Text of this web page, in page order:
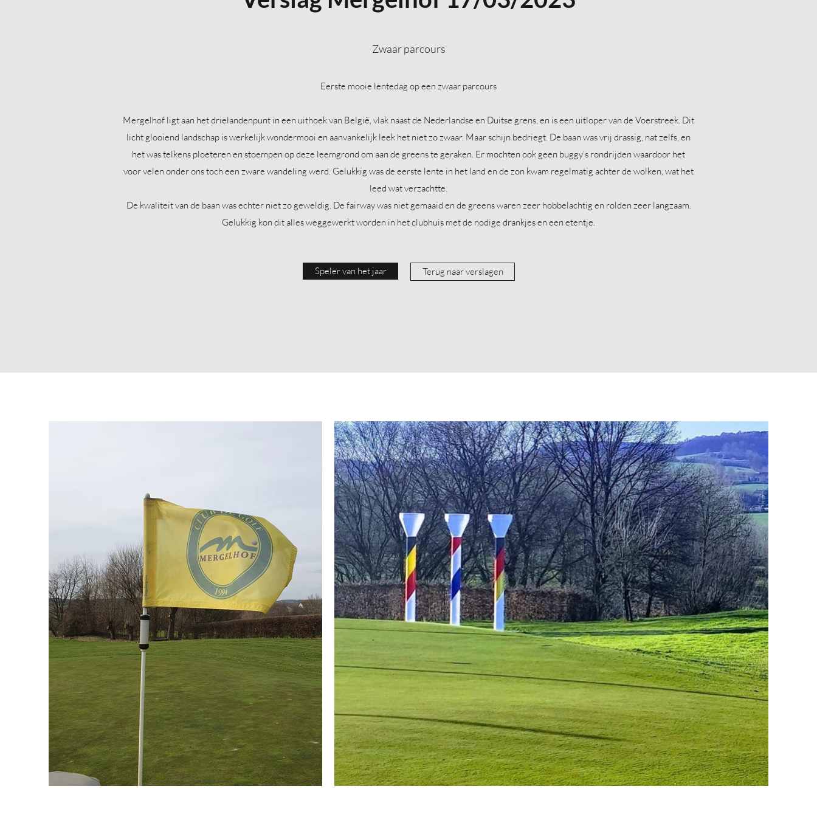
Zwaar parcours
Eerste mooie lentedag op een zwaar parcours
Mergelhof ligt aan het drielandenpunt in een uithoek van België, vlak naast de Nederlandse en Duitse grens, en is een uitloper van de Voerstreek. Dit
licht glooiend landschap is werkelijk wondermooi en aanvankelijk leek het niet zo zwaar. Maar schijn bedriegt. De baan was vrij drassig, nat zelfs, en
het was telkens ploeteren en stoempen op deze leemgrond om aan de greens te geraken. Er mochten ook geen buggy’s rondrijden waardoor het
voor velen onder ons toch een zware wandeling werd. Gelukkig was de eerste lente in het land en de zon kwam regelmatig achter de wolken, wat het
leed wat verzachtte.
De kwaliteit van de baan was echter niet zo geweldig. De fairway was niet gemaaid en de greens waren zeer hobbelachtig en rolden zeer langzaam.
Gelukkig kon dit alles weggewerkt worden in het clubhuis met de nodige drankjes en een etentje.
Speler van het jaar Terug naar verslagen